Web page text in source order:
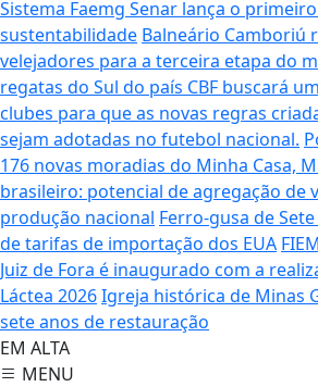
Sistema Faemg Senar lança o
sustentabilidade Balneário Camboriú
velejadores para a terceira etapa do
regatas do Sul do país CBF buscará
clubes para que as novas regras
sejam adotadas no futebol nacional.
176 novas moradias do Minha Casa,
brasileiro: potencial de agregação de
produção nacional Ferro-gusa de
de tarifas de importação dos EUA
Juiz de Fora é inaugurado com a
Láctea 2026Igreja histórica de Minas
sete anos de restauração
EM ALTA
MENU